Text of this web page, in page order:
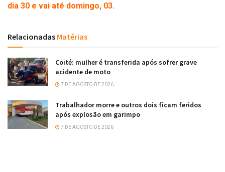
dia 30 e vai até domingo, 03.
Relacionadas Matérias
Coité: mulher é transferida após sofrer grave
acidente de moto
7 DE AGOSTO DE 2026
Trabalhador morre e outros dois ficam feridos
após explosão em garimpo
7 DE AGOSTO DE 2026